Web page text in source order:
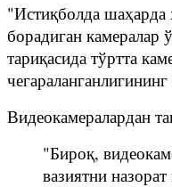
"Истиқболда
борадиган
тариқасида тўртта
Видеокамералардан
"Бироқ,
вазиятни